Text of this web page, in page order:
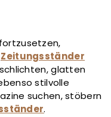
Zeitungsständer
glatten
stilvolle
suchen, stöbern
.